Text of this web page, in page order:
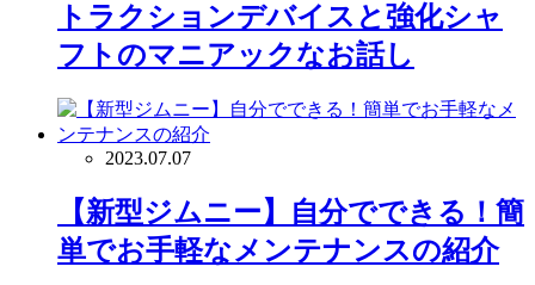
トラクションデバイスと強化シャ
フトのマニアックなお話し
2023.07.07
【新型ジムニー】自分でできる！簡
単でお手軽なメンテナンスの紹介